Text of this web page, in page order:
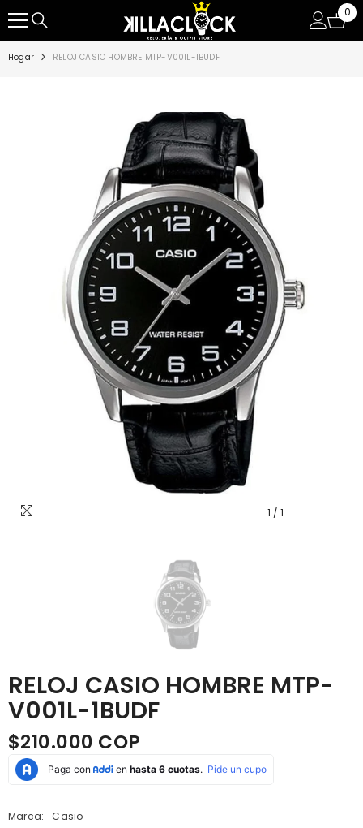
0
0
Hogar RELOJ CASIO HOMBRE MTP-V001L-1BUDF
1 / 1
RELOJ CASIO HOMBRE MTP-
V001L-1BUDF
$210.000 COP
Marca:
Casio